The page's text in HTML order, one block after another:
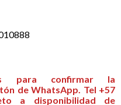
para confirmar la
de WhatsApp. Tel +57
a disponibilidad de